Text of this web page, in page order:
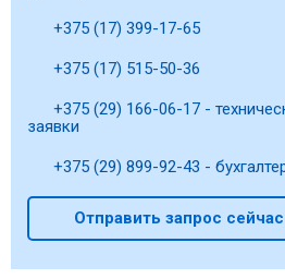
+375 (17) 399-17-65
+375 (17) 515-50-36
+375 (29) 166-06-17 -
заявки
+375 (29) 899-92-43 -
Отправить запрос сейчас